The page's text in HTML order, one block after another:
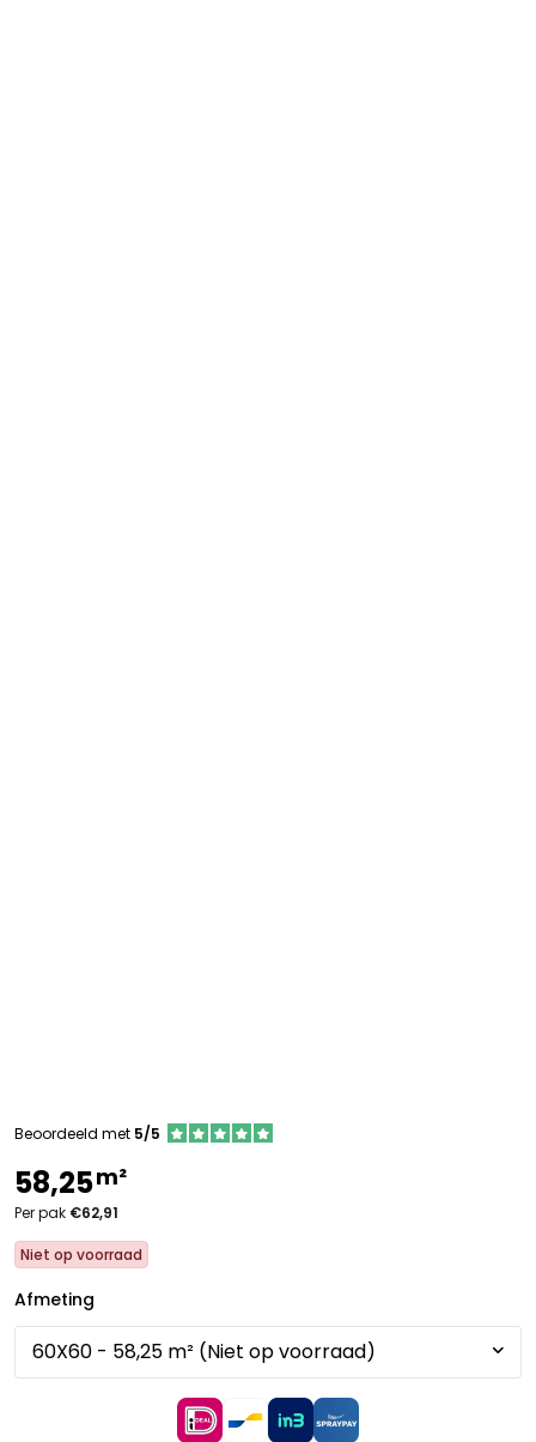
Beoordeeld met 5/5
58,25m²
Per pak €62,91
Niet op voorraad
Afmeting